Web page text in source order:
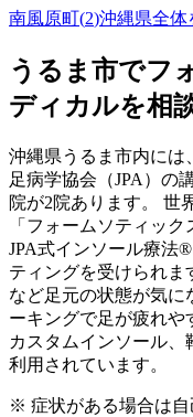
南風原町(2)沖縄県全体
うるま市でフ
ディカルを相
沖縄県 うるま市内には
足病学協会（JPA）の
院が2院あります。 世
「フォームソティッ
JPA式インソール療法
ティングを受けられま
など足元の状態が気に
ーキングで足が疲れ
カスタムインソール、
利用されています。
※ 症状がある場合は自